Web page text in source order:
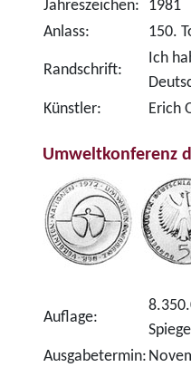
Jahreszeichen:
1981
Anlass:
150.
Randschrift:
Ich
Künstler:
Erich
Umweltkonferenz
Auflage:
Ausgabetermin: